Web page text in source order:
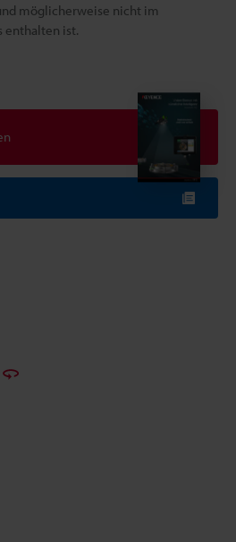
möglicherweise nicht im
enthalten ist.